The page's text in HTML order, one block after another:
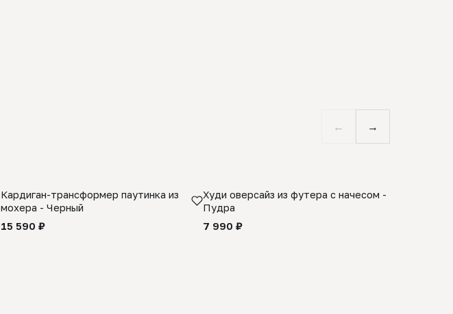
← →
Кардиган-трансформер паутинка из
мохера - Черный
15 590 ₽
Худи оверсайз из футера с начесом -
Пудра
7 990 ₽